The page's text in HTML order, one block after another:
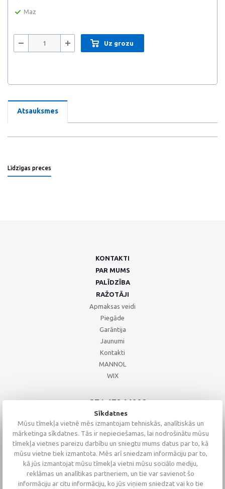
Maz
Uz grozu
Atsauksmes
Līdzīgas preces
KONTAKTI
PAR MUMS
PALĪDZĪBA
RAŽOTĀJI
Apmaksas veidi
Piegāde
Garāntija
Jaunumi
Kontakti
MANNOL
WIX
+371 67244008
+371 67271055
+371 26002793
Sīkdatnes
Mūsu tīmekļa vietnē mēs izmantojam tehniskās, analītiskās un
mārketinga sīkdatnes. Tās ir nepieciešamas, lai nodrošinātu mūsu
tīmekļa vietnes pareizu darbību un sniegtu mums datus par to, kā
mūsu vietne tiek izmantota. Mēs arī sniedzam informāciju par to,
kā jūs izmantojat mūsu tīmekļa vietni mūsu sociālo mediju,
reklāmas un analītikas partneriem, un tie var savienot šo
informāciju ar citu informāciju, ko jūs viņiem sniedzat vai ko tie